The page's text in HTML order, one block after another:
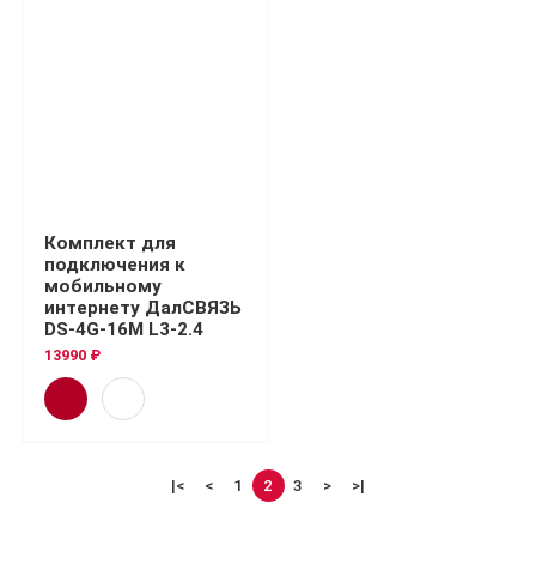
Комплект для
подключения к
мобильному
интернету ДалСВЯЗЬ
DS-4G-16M L3-2.4
13990 ₽
|< < 1 2 3 > >|